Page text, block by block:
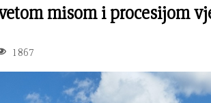
misom i procesijom
1867